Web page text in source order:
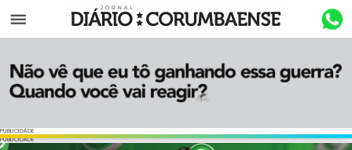
Menu
PUBLICIDADE
PUBLICIDADE